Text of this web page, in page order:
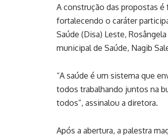
A construção das propostas
fortalecendo o caráter
Saúde (Disa) Leste,
municipal de Saúde, Nagib
“A saúde é um sistema que
todos trabalhando juntos na
todos”, assinalou a diretora.
Após a abertura, a palestra